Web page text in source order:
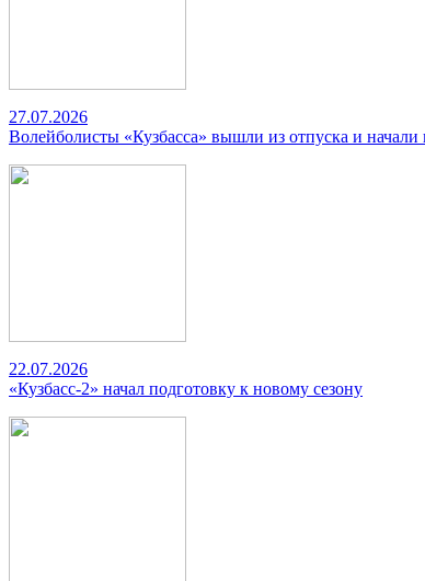
27.07.2026
Волейболисты «Кузбасса» вышли из отпуска и начали
22.07.2026
«Кузбасс-2» начал подготовку к новому сезону